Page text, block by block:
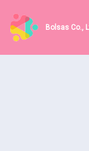
Bolsas Co.,